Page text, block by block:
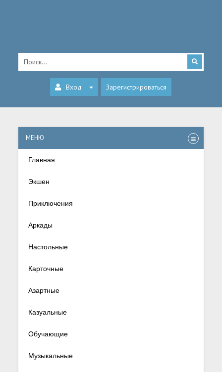
Вход Зарегистрироваться
МЕНЮ
Главная
Экшен
Приключения
Аркады
Настольные
Карточные
Азартные
Казуальные
Обучающие
Музыкальные